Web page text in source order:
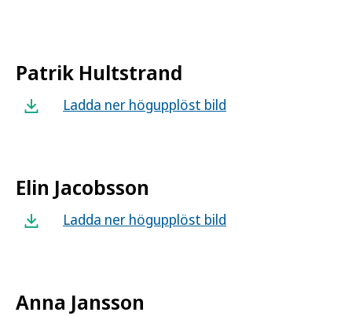
Patrik Hultstrand
Ladda ner högupplöst bild
Elin Jacobsson
Ladda ner högupplöst bild
Anna Jansson